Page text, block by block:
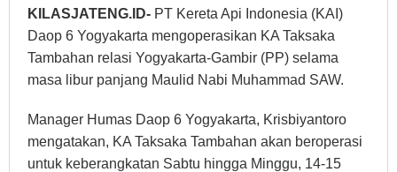
KILASJATENG.ID- PT Kereta Api Indonesia (KAI)
Daop 6 Yogyakarta mengoperasikan KA Taksaka
Tambahan relasi Yogyakarta-Gambir (PP) selama
masa libur panjang Maulid Nabi Muhammad SAW.
Manager Humas Daop 6 Yogyakarta, Krisbiyantoro
mengatakan, KA Taksaka Tambahan akan beroperasi
untuk keberangkatan Sabtu hingga Minggu, 14-15